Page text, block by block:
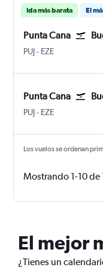
Ida más barata El
Punta Cana
PUJInternacional de
- EZE Buenos
Punta Cana
PUJInternacional de
- EZE Buenos
Los vuelos se ordenan
Mostrando 1-10 de
El mejor
¿Tienes un